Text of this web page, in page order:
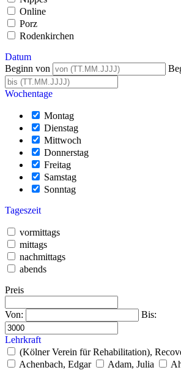
Online
Porz
Rodenkirchen
Datum
Beginn von
Wochentage
Montag
Dienstag
Mittwoch
Donnerstag
Freitag
Samstag
Sonntag
Tageszeit
vormittags
mittags
nachmittags
abends
Preis
Von: Bis:
Lehrkraft
(Kölner Verein für Rehabilitation),
Achenbach, Edgar
Adam, Julia